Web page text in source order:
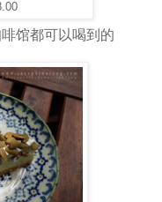
馆都可以喝到的